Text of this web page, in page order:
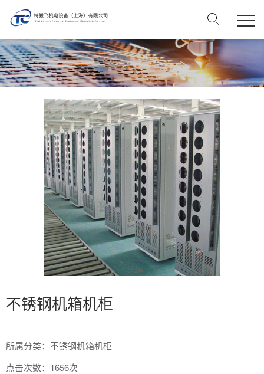
不锈钢机箱机柜
所属分类：不锈钢机箱机柜
点击次数：1656次